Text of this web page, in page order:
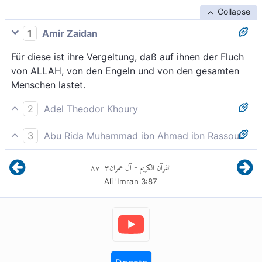
Collapse
1
Amir Zaidan
Für diese ist ihre Vergeltung, daß auf ihnen der Fluch
von ALLAH, von den Engeln und von den gesamten
Menschen lastet.
2
Adel Theodor Khoury
Die Vergeltung für sie ist, daß der Fluch Gottes und
der Engel und der Menschen allesamt über sie
kommt.
3
Abu Rida Muhammad ibn Ahmad ibn Rassoul
Ihr Lohn ist, daß auf ihnen der Fluch Allahs und der
Engel und der Menschen insgesamt lastet.
القرآن الكريم - آل عمران٣:٨٧
Ali 'Imran 3:87